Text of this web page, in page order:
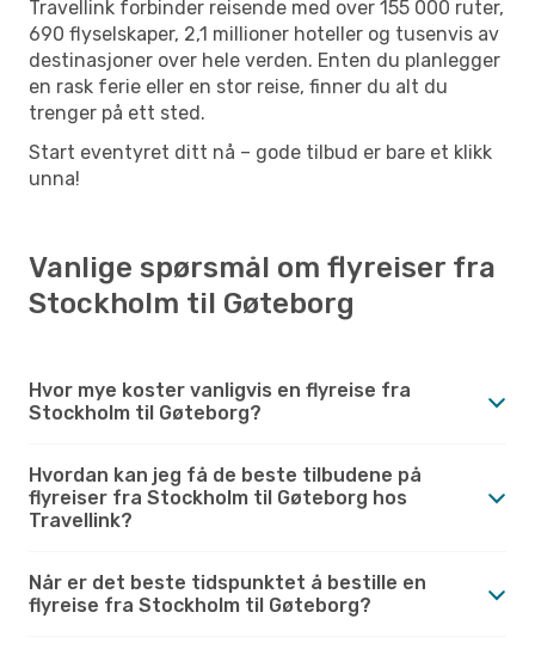
Travellink forbinder reisende med over 155 000 ruter,
690 flyselskaper, 2,1 millioner hoteller og tusenvis av
destinasjoner over hele verden. Enten du planlegger
en rask ferie eller en stor reise, finner du alt du
trenger på ett sted.
Start eventyret ditt nå – gode tilbud er bare et klikk
unna!
Vanlige spørsmål om flyreiser fra
Stockholm til Gøteborg
Hvor mye koster vanligvis en flyreise fra
Stockholm til Gøteborg?
Hvordan kan jeg få de beste tilbudene på
flyreiser fra Stockholm til Gøteborg hos
Travellink?
Når er det beste tidspunktet å bestille en
flyreise fra Stockholm til Gøteborg?